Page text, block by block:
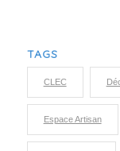
TAGS
CLEC
Espace Artisan